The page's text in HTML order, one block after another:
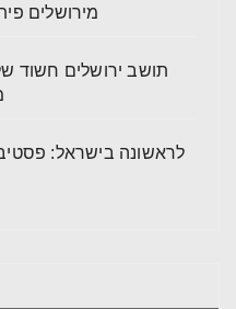
מירושלים
לראשונה בישראל: